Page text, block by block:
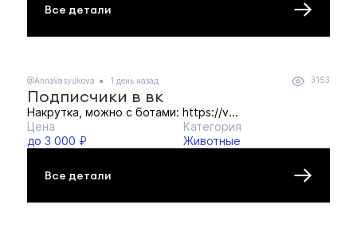
Все детали
@AnnaVasyukova 1 день назад 3153
Подписчики в вк
Накрутка, можно с ботами: https://v...
Цена
до 3 000 ₽
Категория
Животные
Все детали